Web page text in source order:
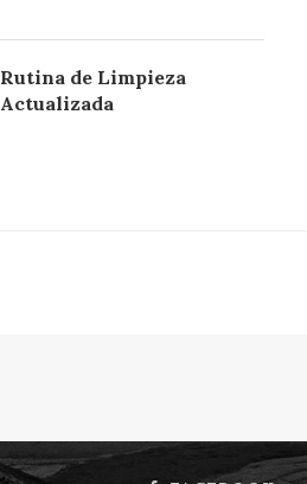
Rutina de Limpieza
Actualizada